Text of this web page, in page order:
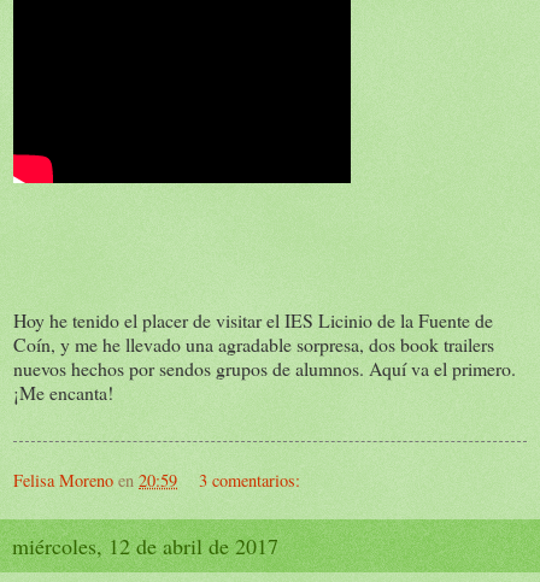
Hoy he tenido el placer de visitar el IES Licinio de la Fuente de
Coín, y me he llevado una agradable sorpresa, dos book trailers
nuevos hechos por sendos grupos de alumnos. Aquí va el primero.
¡Me encanta!
Felisa Moreno en 20:59 3 comentarios:
miércoles, 12 de abril de 2017